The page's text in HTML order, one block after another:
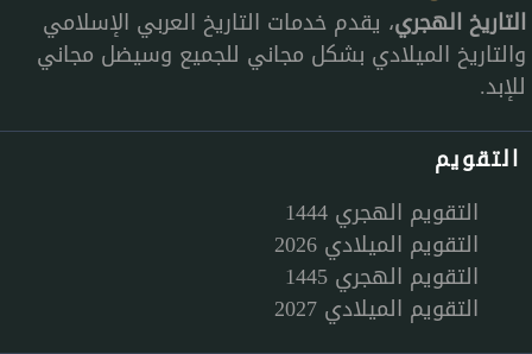
التاريخ الهجري، يقدم خدمات التاريخ العربي الإسلامي
والتاريخ الميلادي بشكل مجاني للجميع وسيضل مجاني
للإبد.
التقويم
التقويم الهجري 1444
التقويم الميلادي 2026
التقويم الهجري 1445
التقويم الميلادي 2027